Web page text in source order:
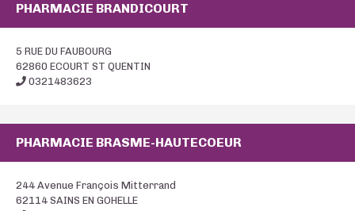
PHARMACIE BRANDICOURT
5 RUE DU FAUBOURG
62860 ECOURT ST QUENTIN
0321483623
PHARMACIE BRASME-HAUTECOEUR
244 Avenue François Mitterrand
62114 SAINS EN GOHELLE